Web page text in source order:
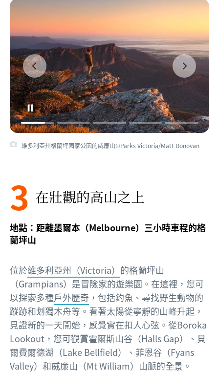
維多利亞州格蘭坪國家公園的威廉山©Parks Victoria/Matt Donovan
3 在壯觀的高山之上
地點：距離墨爾本（Melbourne）三小時車程的格
蘭坪山
位於維多利亞州（Victoria） 的格蘭坪山
（Grampians）是冒險家的遊樂園。在這裡，您可
以探索多種戶外歷奇 ，包括釣魚、尋找野生動物的
蹤跡和划獨木舟等。看著太陽從寧靜的山峰升起，
見證新的一天開始，感覺實在扣人心弦。從Boroka
Lookout，您可觀賞霍爾斯山谷（Halls Gap）、貝
爾費爾德湖（Lake Bellfield）、菲恩谷（Fyans
Valley）和威廉山（Mt William）山脈的全景。